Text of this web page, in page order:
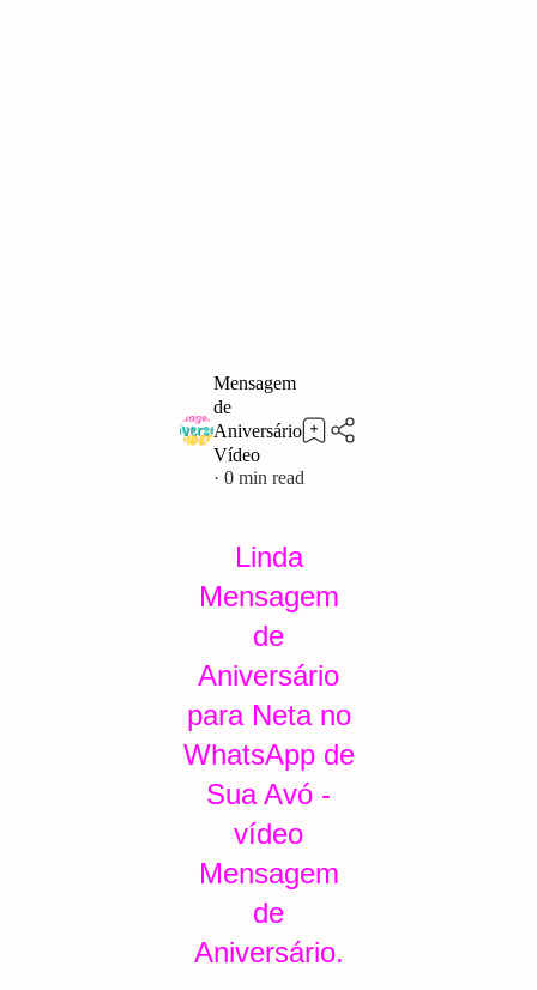
0
Linda
Mensagem
de
Aniversário
para Neta no
WhatsApp de
Sua Avó -
vídeo
Mensagem
de
Aniversário.